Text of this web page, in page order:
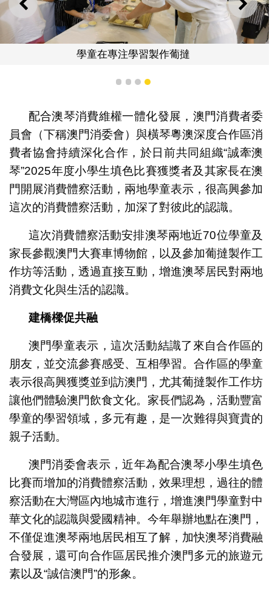
上一則 下一
學童在專注學習製作葡撻
1 2 3 4
配合澳琴消費維權一體化發展，澳門消費者委
員會（下稱澳門消委會）與橫琴粵澳深度合作區消
費者協會持續深化合作，於日前共同組織“誠牽澳
琴”2025年度小學生填色比賽獲獎者及其家長在澳
門開展消費體察活動，兩地學童表示，很高興參加
這次的消費體察活動，加深了對彼此的認識。
這次消費體察活動安排澳琴兩地近70位學童及
家長參觀澳門大賽車博物館，以及參加葡撻製作工
作坊等活動，透過直接互動，增進澳琴居民對兩地
消費文化與生活的認識。
建橋樑促共融
澳門學童表示，這次活動結識了來自合作區的
朋友，並交流參賽感受、互相學習。合作區的學童
表示很高興獲獎並到訪澳門，尤其葡撻製作工作坊
讓他們體驗澳門飲食文化。家長們認為，活動豐富
學童的學習領域，多元有趣，是一次難得與寶貴的
親子活動。
澳門消委會表示，近年為配合澳琴小學生填色
比賽而增加的消費體察活動，效果理想，過往的體
察活動在大灣區內地城市進行，增進澳門學童對中
華文化的認識與愛國精神。今年舉辦地點在澳門，
不僅促進澳琴兩地居民相互了解，加快澳琴消費融
合發展，還可向合作區居民推介澳門多元的旅遊元
素以及“誠信澳門”的形象。